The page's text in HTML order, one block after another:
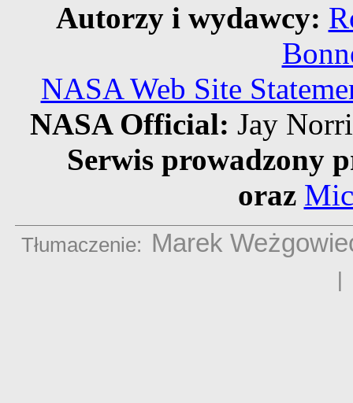
Autorzy i wydawcy:
NASA Web Site
NASA Official: Jay
Serwis prowadzony
oraz
Tłumaczenie: Marek
|